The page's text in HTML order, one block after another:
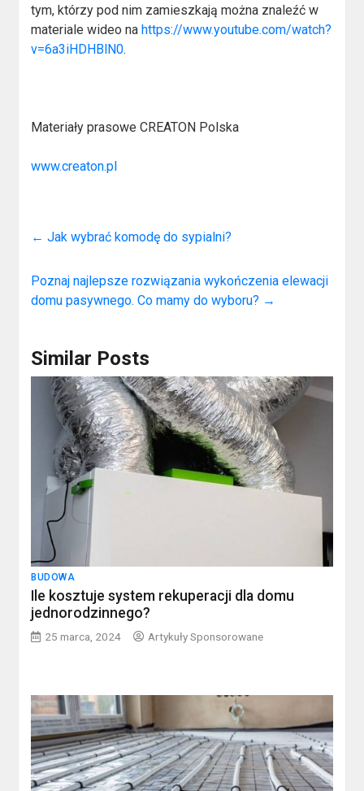
tym, którzy pod nim zamieszkają można znaleźć w
materiale wideo na https://www.youtube.com/watch?
v=6a3iHDHBlN0.
Materiały prasowe CREATON Polska
www.creaton.pl
← Jak wybrać komodę do sypialni?
Poznaj najlepsze rozwiązania wykończenia elewacji
domu pasywnego. Co mamy do wyboru? →
Similar Posts
BUDOWA
Ile kosztuje system rekuperacji dla domu
jednorodzinnego?
25 marca, 2024 Artykuły Sponsorowane